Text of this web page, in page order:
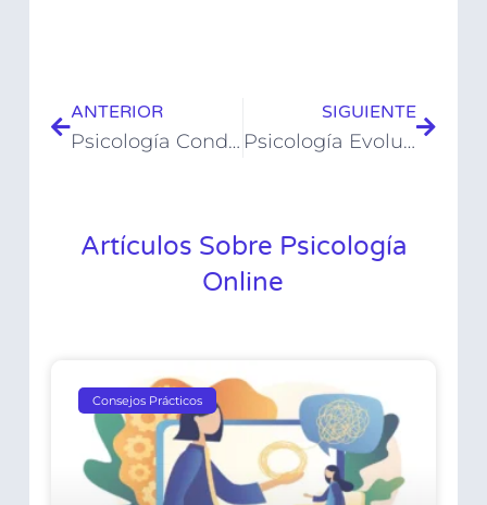
ANTERIOR
Psicología Conductual: Explorando la Ciencia del Comportamiento Humano
SIGUIENTE
Psicología Evolutiva: Entendiendo el Desarrollo Humano desde la Infancia hasta la Vejez
Artículos Sobre Psicología
Online
Consejos Prácticos